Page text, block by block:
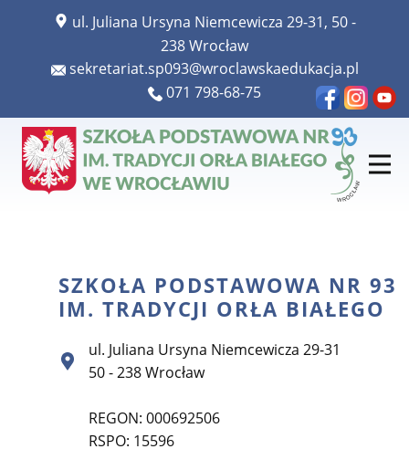
​ul. Juliana Ursyna Niemcewicza 29-31, 50 -
238 Wrocław
​​sekretariat.sp093@wroclawskaedukacja.pl
​​071 798-68-75
SZKOŁA PODSTAWOWA NR 93
IM. TRADYCJI ORŁA BIAŁEGO
ul. Juliana Ursyna Niemcewicza 29-31
50 - 238 Wrocław
REGON: 000692506
RSPO: 15596